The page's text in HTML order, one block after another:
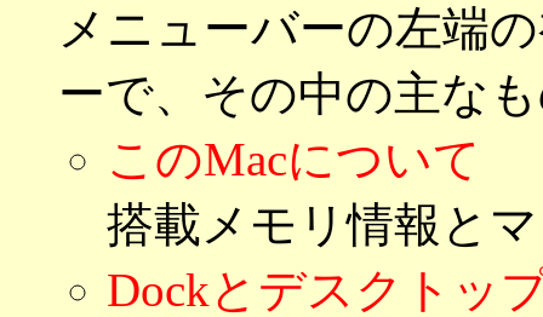
メニューバーの左端
ーで、その中の主な
このMacについて
搭載メモリ情報と
Dockとデスクトッ